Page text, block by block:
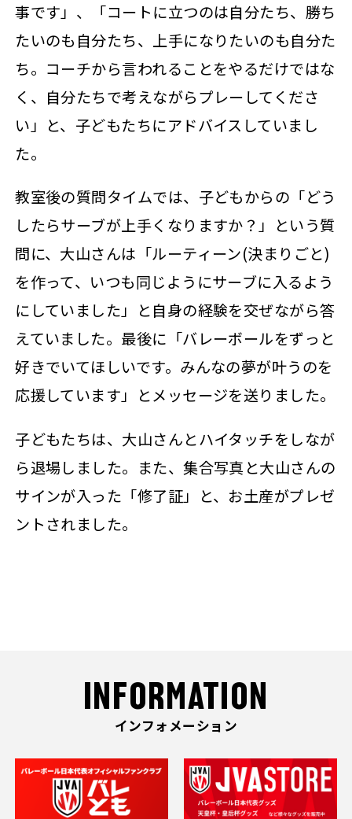
事です」、「コートに立つのは自分たち、勝ち
たいのも自分たち、上手になりたいのも自分た
ち。コーチから言われることをやるだけではな
く、自分たちで考えながらプレーしてくださ
い」と、子どもたちにアドバイスしていまし
た。
教室後の質問タイムでは、子どもからの「どう
したらサーブが上手くなりますか？」という質
問に、大山さんは「ルーティーン(決まりごと)
を作って、いつも同じようにサーブに入るよう
にしていました」と自身の経験を交ぜながら答
えていました。最後に「バレーボールをずっと
好きでいてほしいです。みんなの夢が叶うのを
応援しています」とメッセージを送りました。
子どもたちは、大山さんとハイタッチをしなが
ら退場しました。また、集合写真と大山さんの
サインが入った「修了証」と、お土産がプレゼ
ントされました。
INFORMATION
インフォメーション